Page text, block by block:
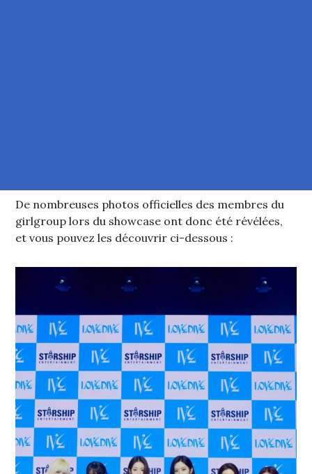
De nombreuses photos officielles des membres du
girlgroup lors du showcase ont donc été révélées,
et vous pouvez les découvrir ci-dessous :